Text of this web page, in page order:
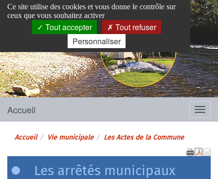
Pins-Justaret
Site officiel de la mairie
Menu
Accueil
Accueil Vie municipale Les Actes de la Commune
Les arrêtés municipaux
Panneau de gestion des cookies
Ce site utilise des cookies et vous donne le contrôle sur
ceux que vous souhaitez activer
Tout accepter
Tout refuser
Personnaliser